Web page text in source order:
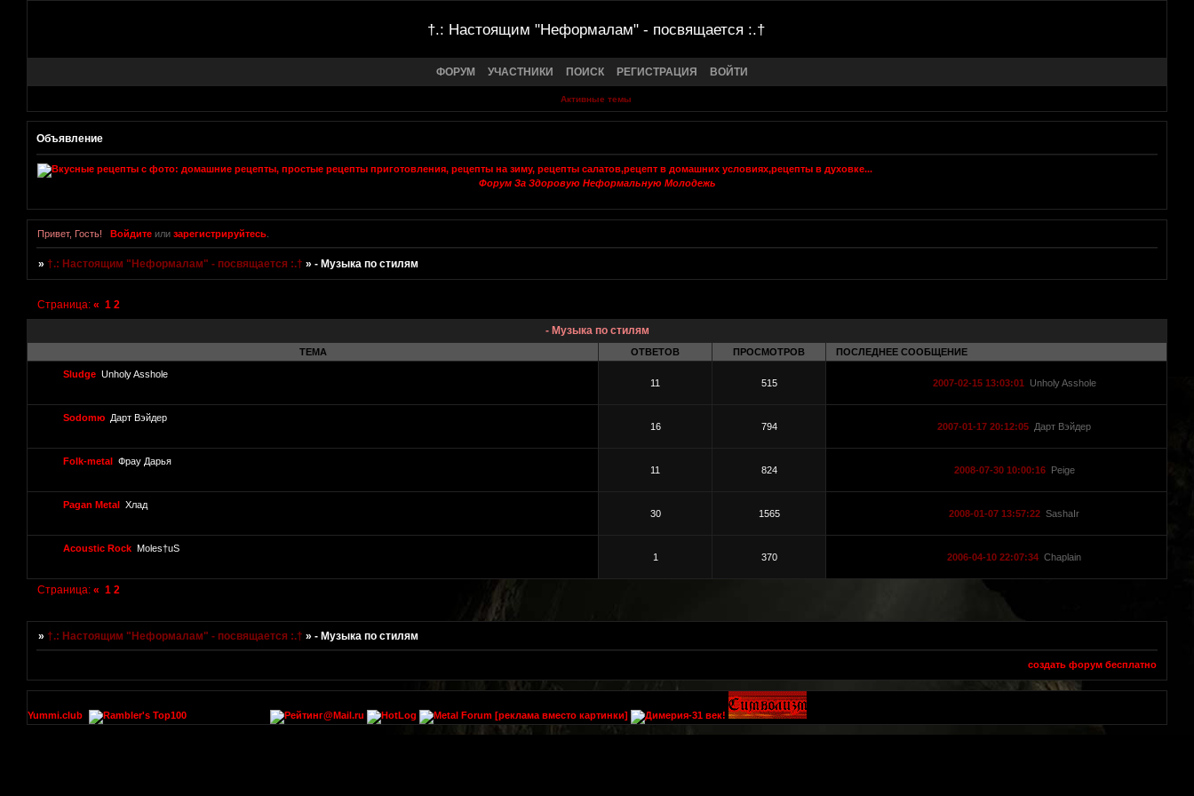
†.: Настоящим "Неформалам" - посвящается :.†
ФОРУМ УЧАСТНИКИ ПОИСК РЕГИСТРАЦИЯ ВОЙТИ
Активные темы
Объявление
Форум За Здоровую Неформальную Молодежь
Привет, Гость! Войдитеили зарегистрируйтесь.
»†.: Настоящим "Неформалам" - посвящается :.† »- Музыка по стилям
- Музыка по стилям
Страница:« 1 2
ТЕМА ОТВЕТОВ ПРОСМОТРОВ ПОСЛЕДНЕЕ СООБЩЕНИЕ
Sludge Unholy Asshole
11
515 2007-02-15 13:03:01 Unholy Asshole
Sodomю Дарт Вэйдер
16
794 2007-01-17 20:12:05 Дарт Вэйдер
Folk-metal Фрау Дарья
11
824 2008-07-30 10:00:16 Peige
Pagan Metal Хлад
30
1565 2008-01-07 13:57:22 SashaIr
Acoustic Rock Moles†uS
1
370 2006-04-10 22:07:34 Chaplain
Страница:« 1 2
»†.: Настоящим "Неформалам" - посвящается :.† »- Музыка по стилям
создать форум бесплатно
Yummi.club [реклама вместо картинки]